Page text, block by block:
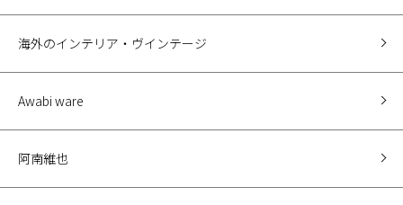
海外のインテリア・ヴインテージ
Awabi ware
阿南維也